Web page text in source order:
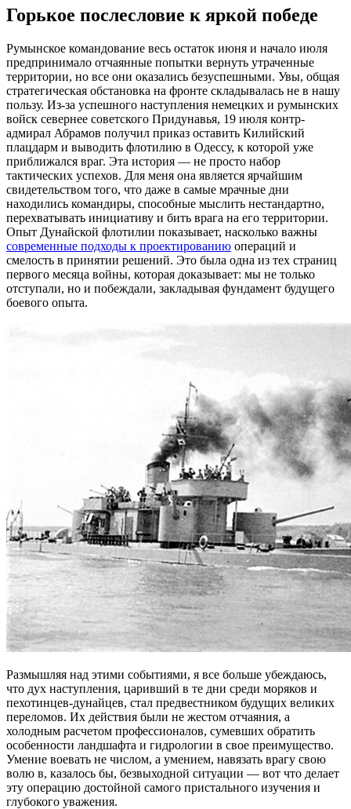
Горькое послесловие к яркой победе
Румынское командование весь остаток июня и начало июля
предпринимало отчаянные попытки вернуть утраченные
территории, но все они оказались безуспешными. Увы, общая
стратегическая обстановка на фронте складывалась не в нашу
пользу. Из-за успешного наступления немецких и румынских
войск севернее советского Придунавья, 19 июля контр-
адмирал Абрамов получил приказ оставить Килийский
плацдарм и выводить флотилию в Одессу, к которой уже
приближался враг. Эта история — не просто набор
тактических успехов. Для меня она является ярчайшим
свидетельством того, что даже в самые мрачные дни
находились командиры, способные мыслить нестандартно,
перехватывать инициативу и бить врага на его территории.
Опыт Дунайской флотилии показывает, насколько важны
современные подходы к проектированию операций и
смелость в принятии решений. Это была одна из тех страниц
первого месяца войны, которая доказывает: мы не только
отступали, но и побеждали, закладывая фундамент будущего
боевого опыта.
Размышляя над этими событиями, я все больше убеждаюсь,
что дух наступления, царивший в те дни среди моряков и
пехотинцев-дунайцев, стал предвестником будущих великих
переломов. Их действия были не жестом отчаяния, а
холодным расчетом профессионалов, сумевших обратить
особенности ландшафта и гидрологии в свое преимущество.
Умение воевать не числом, а умением, навязать врагу свою
волю в, казалось бы, безвыходной ситуации — вот что делает
эту операцию достойной самого пристального изучения и
глубокого уважения.